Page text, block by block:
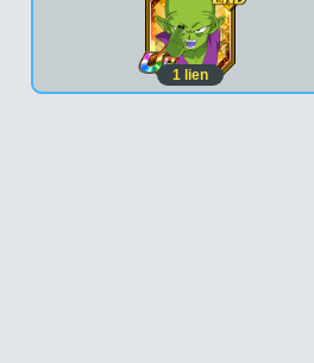
1lien